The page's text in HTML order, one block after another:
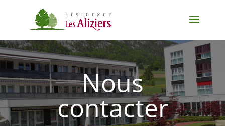
Nous
contacter